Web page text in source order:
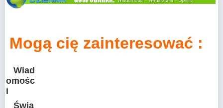
Mogą cię zainteresować :
Wiad
omośc
i
Świa